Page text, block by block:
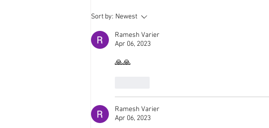
Sort by: Newest
Ramesh Varier
Apr 06, 2023
🙏🙏
Ramesh Varier
Apr 06, 2023